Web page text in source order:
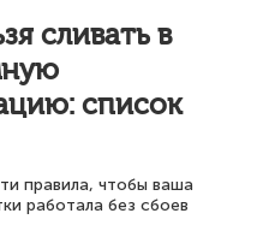
сливать в
список
правила, чтобы ваша
работала без сбоев